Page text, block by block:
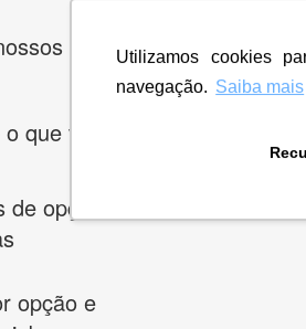
Utilizamos cookies
navegação. Saiba mais
produtos
que você deseja na criação
opções e peça
opção e